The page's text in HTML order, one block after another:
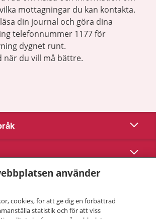
mottagningar du kan kontakta.
din journal och göra dina
telefonnummer 1177 för
dygnet runt.
när du vill må bättre.
Visa
Visa
använder
cookies, för att ge dig en förbättrad
statistik och för att viss